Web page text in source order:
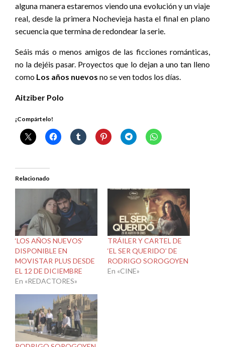
alguna manera estaremos viendo una evolución y un viaje
real, desde la primera Nochevieja hasta el final en plano
secuencia que termina de redondear la serie.
Seáis más o menos amigos de las ficciones románticas,
no la dejéis pasar. Proyectos que lo dejan a uno tan lleno
como Los años nuevos no se ven todos los días.
Aitziber Polo
¡Compártelo!
Relacionado
‘LOS AÑOS NUEVOS’
DISPONIBLE EN
MOVISTAR PLUS DESDE
EL 12 DE DICIEMBRE
En «REDACTORES»
TRÁILER Y CARTEL DE
‘EL SER QUERIDO’ DE
RODRIGO SOROGOYEN
En «CINE»